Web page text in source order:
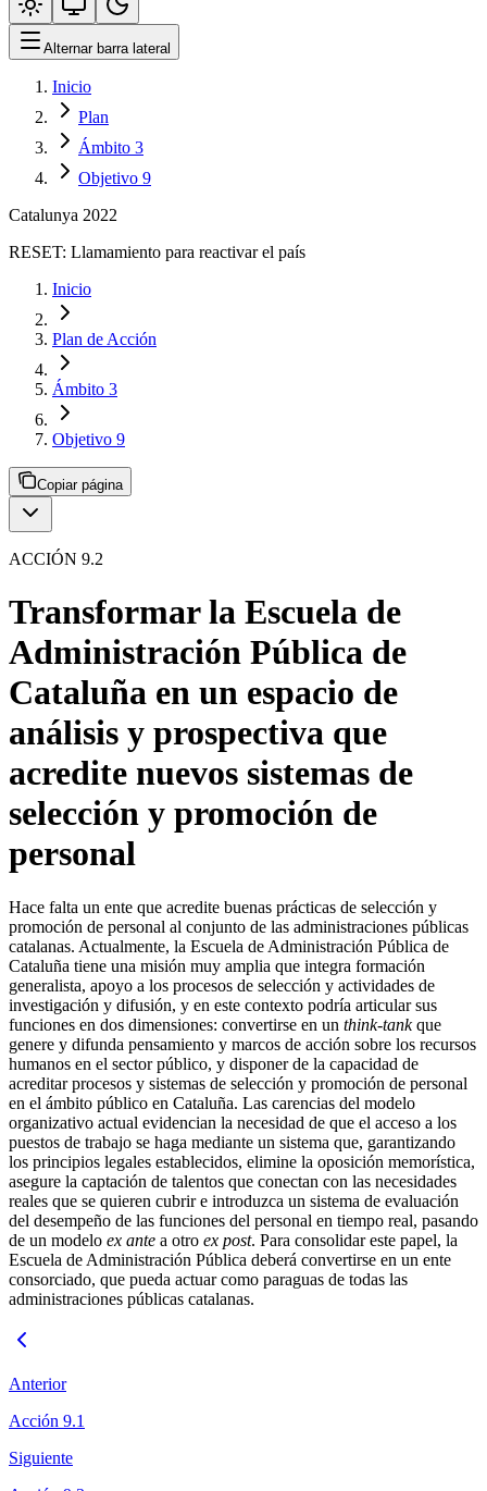
Alternar barra lateral
Inicio
Plan
Ámbito 3
Objetivo 9
Catalunya 2022
RESET: Llamamiento para reactivar el país
Inicio
Plan de Acción
Ámbito 3
Objetivo 9
Copiar página
ACCIÓN 9.2
Transformar la Escuela de
Administración Pública de
Cataluña en un espacio de
análisis y prospectiva que
acredite nuevos sistemas de
selección y promoción de
personal
Hace falta un ente que acredite buenas prácticas de selección y
promoción de personal al conjunto de las administraciones públicas
catalanas. Actualmente, la Escuela de Administración Pública de
Cataluña tiene una misión muy amplia que integra formación
generalista, apoyo a los procesos de selección y actividades de
investigación y difusión, y en este contexto podría articular sus
funciones en dos dimensiones: convertirse en un think-tankque
genere y difunda pensamiento y marcos de acción sobre los recursos
humanos en el sector público, y disponer de la capacidad de
acreditar procesos y sistemas de selección y promoción de personal
en el ámbito público en Cataluña. Las carencias del modelo
organizativo actual evidencian la necesidad de que el acceso a los
puestos de trabajo se haga mediante un sistema que, garantizando
los principios legales establecidos, elimine la oposición memorística,
asegure la captación de talentos que conectan con las necesidades
reales que se quieren cubrir e introduzca un sistema de evaluación
del desempeño de las funciones del personal en tiempo real, pasando
de un modelo ex ante a otro ex post. Para consolidar este papel, la
Escuela de Administración Pública deberá convertirse en un ente
consorciado, que pueda actuar como paraguas de todas las
administraciones públicas catalanas.
Anterior
Acción 9.1
Siguiente